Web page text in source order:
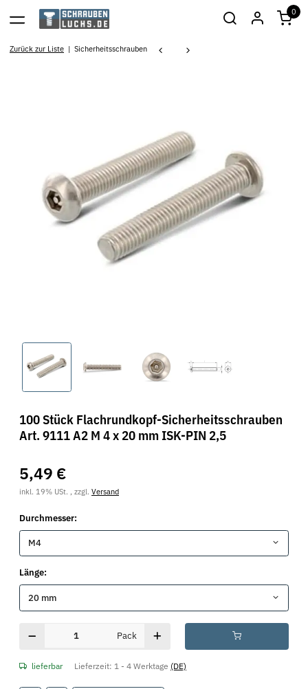
0
Zurück zur Liste Sicherheitsschrauben
100 Stück Flachrundkopf-Sicherheitsschrauben
Art. 9111 A2 M 4 x 20 mm ISK-PIN 2,5
5,49 €
inkl. 19% USt. , zzgl. Versand
Durchmesser:
M4
Länge:
20 mm
Pack
lieferbar Lieferzeit: 1 - 4 Werktage (DE)